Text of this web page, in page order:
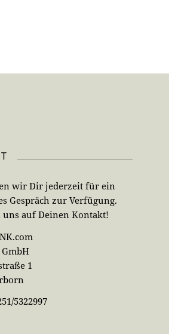
wir Dir jederzeit für ein
Gespräch zur Verfügung.
auf Deinen Kontakt!
1
5322997